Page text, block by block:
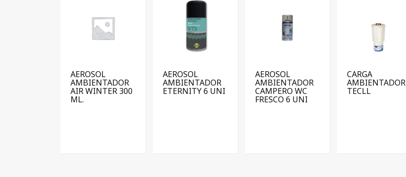
AEROSOL
AMBIENTADOR
AIR WINTER 300
ML.
AEROSOL
AMBIENTADOR
ETERNITY 6 UNI
AEROSOL
AMBIENTADOR
CAMPERO WC
FRESCO 6 UNI
CARGA
AMBIENTADOR
TECLL